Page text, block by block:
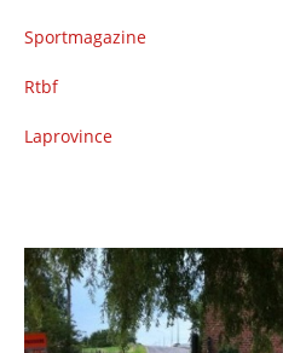
Sportmagazine
Rtbf
Laprovince